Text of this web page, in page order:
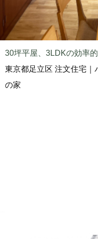
30坪平屋、3LDKの効率
東京都足立区 注文住宅
の家